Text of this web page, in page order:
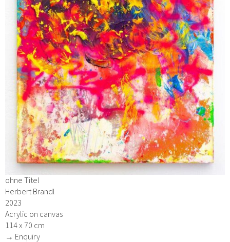
ohne Titel
Herbert Brandl
2023
Acrylic on canvas
114 x 70 cm
→ Enquiry